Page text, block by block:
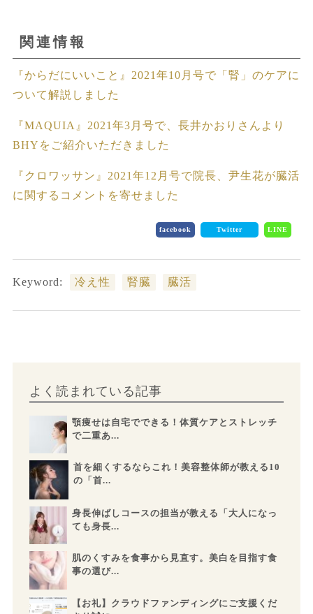
関連情報
『からだにいいこと』2021年10月号で「腎」のケアに
ついて解説しました
『MAQUIA』2021年3月号で、長井かおりさんより
BHYをご紹介いただきました
『クロワッサン』2021年12月号で院長、尹生花が臓活
に関するコメントを寄せました
facebook Twitter LINE
Keyword: 冷え性 腎臓 臓活
よく読まれている記事
顎痩せは自宅でできる！体質ケアとストレッチ
で二重あ...
首を細くするならこれ！美容整体師が教える10
の「首...
身長伸ばしコースの担当が教える「大人になっ
ても身長...
肌のくすみを食事から見直す。美白を目指す食
事の選び...
【お礼】クラウドファンディングにご支援くだ